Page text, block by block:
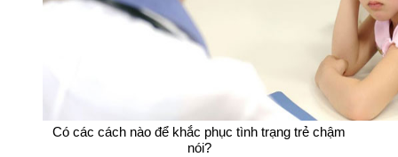
Có các cách nào để khắc phục tình trạng trẻ chậm
nói?